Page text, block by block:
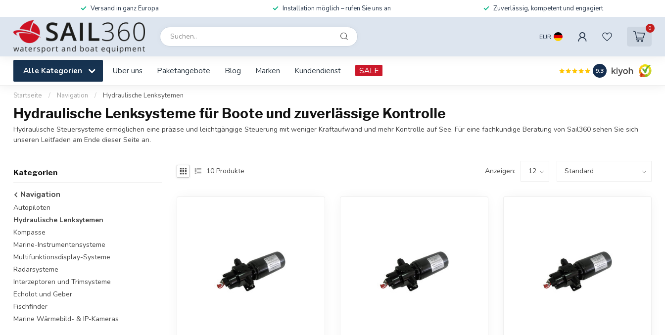
Versand in ganz Europa Installation möglich – rufen Sie uns an Zuverlässig, kompetent und engagiert
EUR
0
Alle Kategorien Uber uns Paketangebote Blog Marken Kundendienst SALE 9.3
Startseite / Navigation / Hydraulische Lenksytemen
Hydraulische Lenksysteme für Boote und zuverlässige Kontrolle
Hydraulische Steuersysteme ermöglichen eine präzise und leichtgängige Steuerung mit weniger Kraftaufwand und mehr Kontrolle auf See. Für eine fachkundige Beratung von Sail360 sehen Sie sich
unseren Leitfaden am Ende dieser Seite an.
Kategorien
Navigation
Autopiloten
Hydraulische Lenksytemen
Kompasse
Marine-Instrumentensysteme
Multifunktionsdisplay-Systeme
Radarsysteme
Interzeptoren und Trimsysteme
Echolot und Geber
Fischfinder
Marine Wärmebild- & IP-Kameras
10 Produkte Anzeigen: